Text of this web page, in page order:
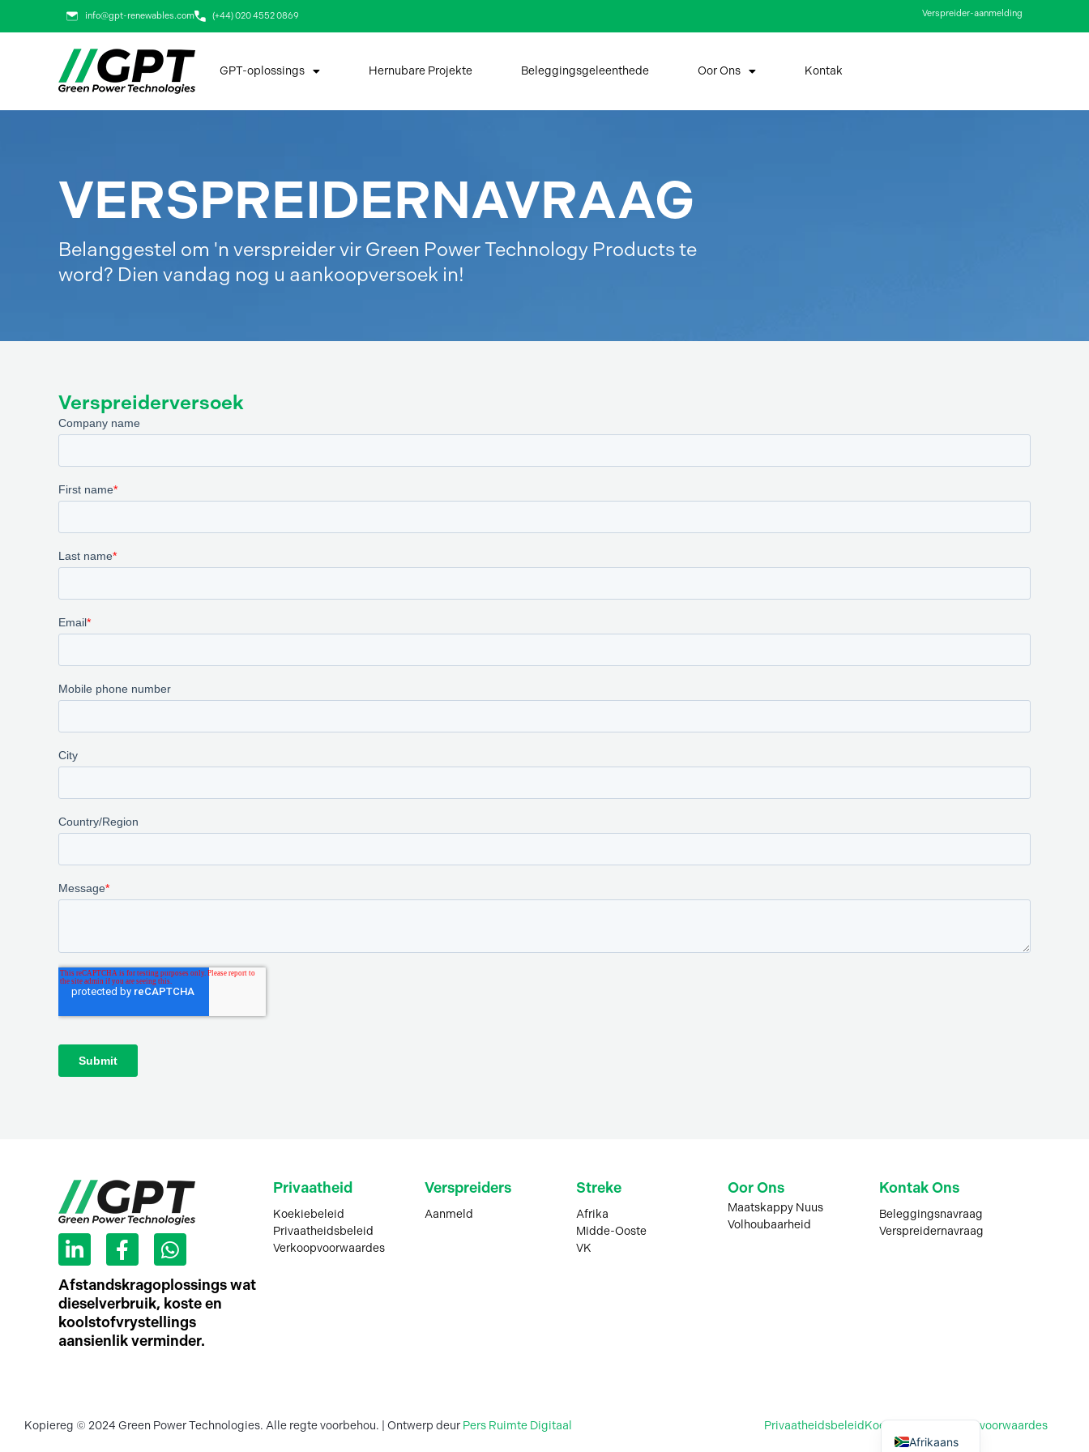
oor
info@gpt-renewables.com (+44) 020 4552 0869 Verspreider-aanmelding
GPT-oplossings Hernubare Projekte Beleggingsgeleenthede Oor Ons Kontak
VERSPREIDERNAVRAAG
Belanggestel om 'n verspreider vir Green Power Technology Products te
word? Dien vandag nog u aankoopversoek in!
Verspreiderversoek
L
i
n
k
e
d
F
a
c
e
b
o
f
W
h
a
t
s
a
Afstandskragoplossings wat
dieselverbruik, koste en
koolstofvrystellings
aansienlik verminder.
Privaatheid
Koekiebeleid
Privaatheidsbeleid
Verkoopvoorwaardes
Verspreiders
Aanmeld
Streke
Afrika
Midde-Ooste
VK
Oor Ons
Maatskappy Nuus
Volhoubaarheid
Kontak Ons
Beleggingsnavraag
Verspreidernavraag
Kopiereg © 2024 Green Power Technologies. Alle regte voorbehou. | Ontwerp deur Pers Ruimte Digitaal PrivaatheidsbeleidKoekiebeleid
Verkoopvoorwaardes
Afrikaans